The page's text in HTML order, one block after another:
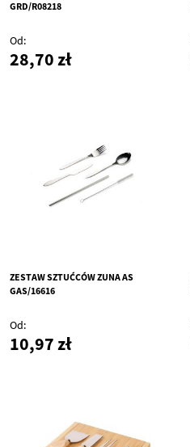
GRD/R08218
Od
28,70 zł
ZESTAW SZTUĆCÓW ZUNA AS
GAS/16616
Od
10,97 zł